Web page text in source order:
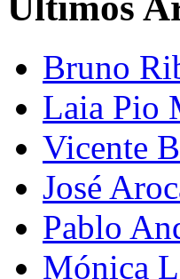
Bruno
Laia Pio
Vicente
José
Pablo
Mónica